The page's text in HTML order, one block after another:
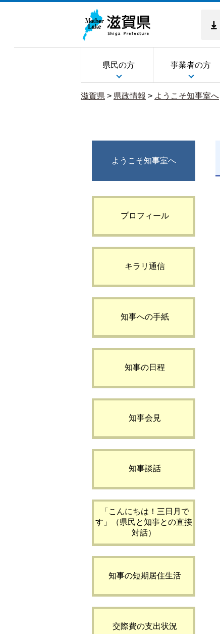
県民の方 事業者の方
滋賀県 > 県政情報 > ようこそ知事室へ
ようこそ知事室へ
プロフィール
キラリ通信
知事への手紙
知事の日程
知事会見
知事談話
「こんにちは！三日月で
す」（県民と知事との直接
対話）
知事の短期居住生活
交際費の支出状況